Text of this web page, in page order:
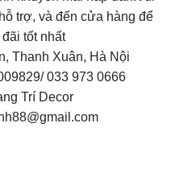
trợ, và đến cửa hàng để
tốt nhất
Thanh Xuân, Hà Nội
033 973 0666
Trí Decor